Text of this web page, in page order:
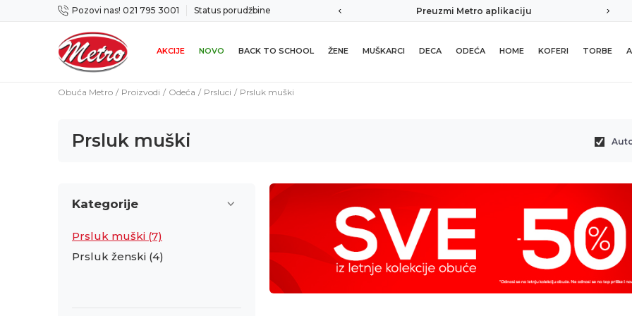
Pozovi nas! 021 795 3001 Status porudžbine
Mogućnost zamene u roku od 14 dana Preuzmi Metro aplikaciju
AKCIJE NOVO BACK TO SCHOOL ŽENE MUŠKARCI DECA ODEĆA HOME KOFERI TORBE
Obuća Metro Proizvodi Odeća Prsluci Prsluk muški
Prsluk muški
Kategorije
Prsluk muški (7)
Prsluk ženski (4)